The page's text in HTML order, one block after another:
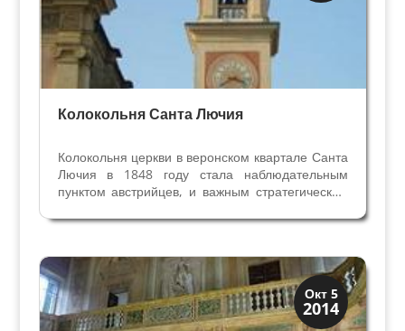
Колокольня Санта Лючия
Колокольня церкви в веронском квартале Санта
Лючия в 1848 году стала наблюдательным
пунктом австрийцев, и важным стратегическим
первой войне за независимость и объединение
колокола — из...
Окт 5
2014
Виллы и дворцы
Скрытая Верона